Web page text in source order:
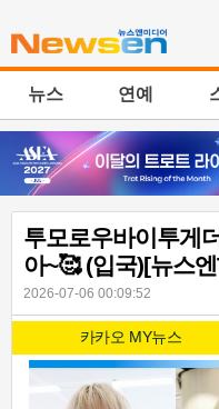
뉴스 연예
투모로우바이투게
아~🥰 (입국)[뉴스
2026-07-06 00:09:52
카카오 MY뉴스